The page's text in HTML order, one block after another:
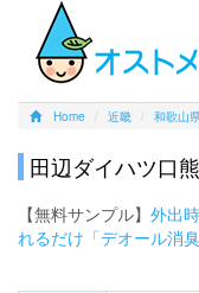
Home 近畿 和歌山
田辺ダイハツ口
【無料サンプル】 外出
れるだけ「デオール消臭